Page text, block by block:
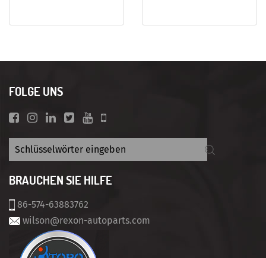
FOLGE UNS
BRAUCHEN SIE HILFE
86-574-63883762
wilson@rexon-autoparts.com